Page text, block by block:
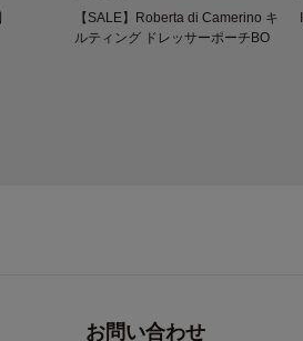
【SALE】Roberta di Camerino キ
ルティング ドレッサーポーチBO
お問い合わせ